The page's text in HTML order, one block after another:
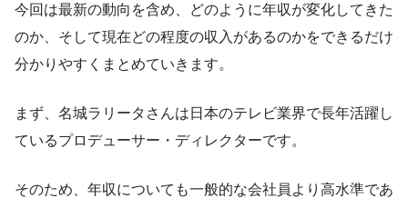
今回は最新の動向を含め、どのように年収が変化してきた
のか、そして現在どの程度の収入があるのかをできるだけ
分かりやすくまとめていきます。
まず、名城ラリータさんは日本のテレビ業界で長年活躍し
ているプロデューサー・ディレクターです。
そのため、年収についても一般的な会社員より高水準であ